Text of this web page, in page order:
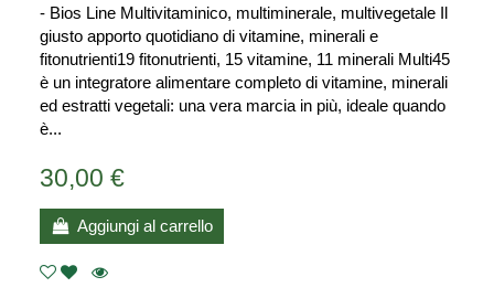
- Bios Line Multivitaminico, multiminerale, multivegetale Il
giusto apporto quotidiano di vitamine, minerali e
fitonutrienti19 fitonutrienti, 15 vitamine, 11 minerali Multi45
è un integratore alimentare completo di vitamine, minerali
ed estratti vegetali: una vera marcia in più, ideale quando
è...
30,00 €
Aggiungi al carrello